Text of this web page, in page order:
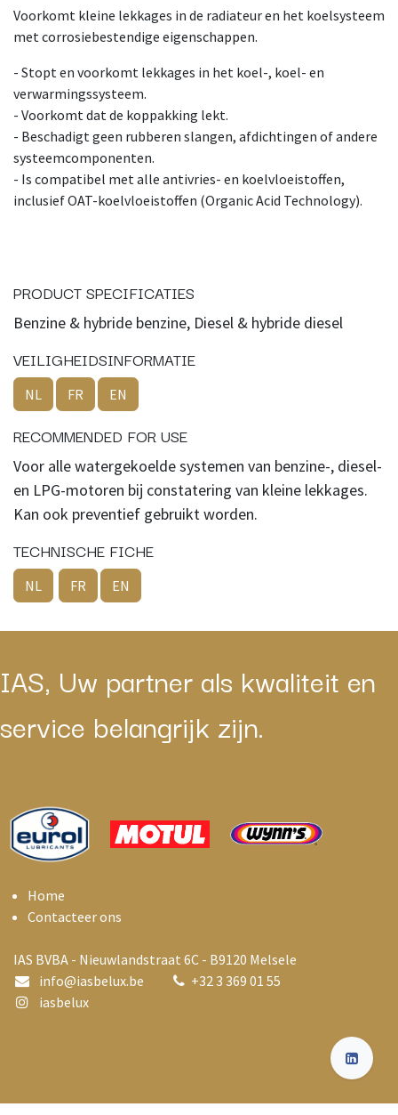
Voorkomt kleine lekkages in de radiateur en het koelsysteem
met corrosiebestendige eigenschappen.
- Stopt en voorkomt lekkages in het koel-, koel- en
verwarmingssysteem.
- Voorkomt dat de koppakking lekt.
- Beschadigt geen rubberen slangen, afdichtingen of andere
systeemcomponenten.
- Is compatibel met alle antivries- en koelvloeistoffen,
inclusief OAT-koelvloeistoffen (Organic Acid Technology).
PRODUCT SPECIFICATIES
Benzine & hybride benzine, Diesel & hybride diesel
VEILIGHEIDSINFORMATIE
NL FR EN
RECOMMENDED FOR USE
Voor alle watergekoelde systemen van benzine-, diesel-
en LPG-motoren bij constatering van kleine lekkages.
Kan ook preventief gebruikt worden.
TECHNISCHE FICHE
NL FR EN
IAS, Uw partner als kwaliteit en
service belangrijk zijn.
Home
Contacteer ons
IAS BVBA - Nieuwlandstraat 6C - B9120 Melsele
info@iasbelux.be +32 3 369 01 55
iasbelux